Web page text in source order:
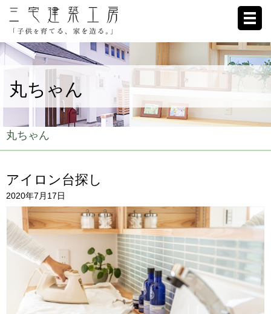
ホーム
家への想い
施工例
ブログ
お客様の声
会社概要
スタッフ紹介
お問い合わせ
丸ちゃん
丸ちゃん
アイロン台探し
2020年7月17日